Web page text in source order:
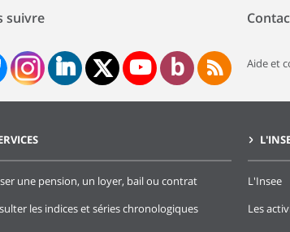
suivre
Aide et
une pension, un loyer, bail ou contrat
les indices et séries chronologiques
L'Insee
Les